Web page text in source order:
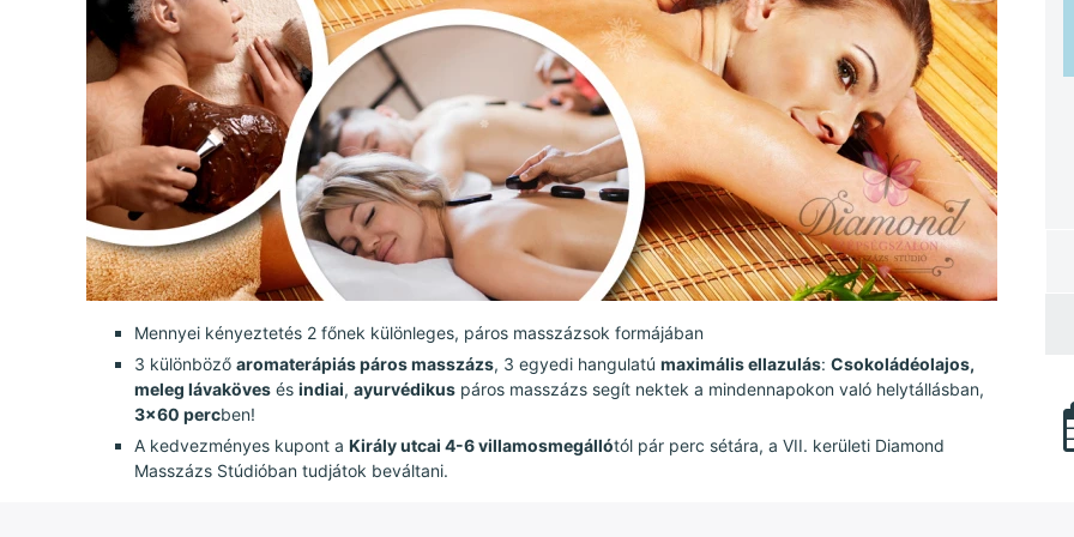
Mennyei kényeztetés 2 főnek különleges, páros masszázsok formájában
3 különböző aromaterápiás páros masszázs, 3 egyedi hangulatú maximális ellazulás: Csokoládéolajos,
meleg lávaköves és indiai, ayurvédikus páros masszázs segít nektek a mindennapokon való helytállásban,
3x60 percben!
A kedvezményes kupont a Király utcai 4-6 villamosmegállótól pár perc sétára, a VII. kerületi Diamond
Masszázs Stúdióban tudjátok beváltani.